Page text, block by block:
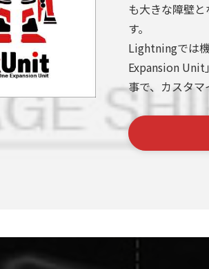
も大きな障壁
す。
Lightningでは
Expansion Unit
事で、カスタマ